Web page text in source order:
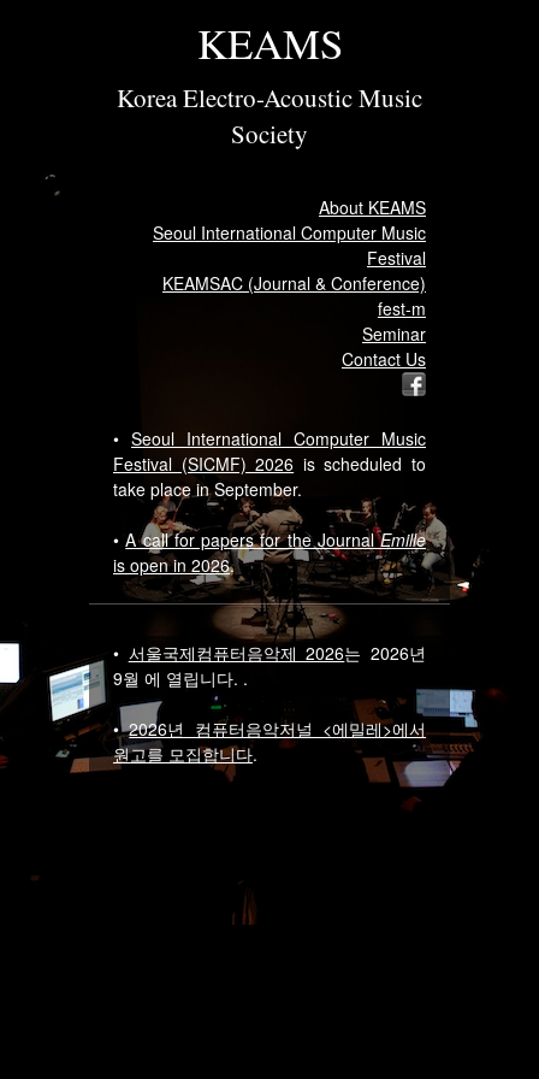
KEAMS
Korea Electro-Acoustic Music
Society
About KEAMS
Seoul International Computer Music
Festival
KEAMSAC (Journal & Conference)
fest-m
Seminar
Contact Us
• Seoul International Computer Music
Festival (SICMF) 2026 is scheduled to
take place in September.
•A call for papers for the JournalEmille
is open in 2026.
• 서울국제컴퓨터음악제 2026는 2026년
9월 에 열립니다. .
•2026년 컴퓨터음악저널 <에밀레>에서
원고를 모집합니다.